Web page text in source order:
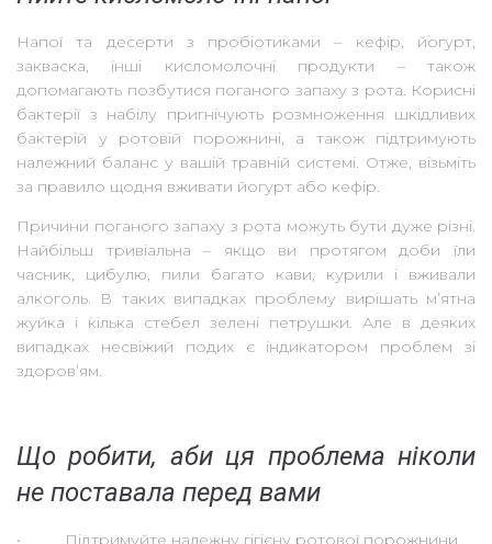
Напої та десерти з пробіотиками – кефір, йогурт,
закваска, інші кисломолочні продукти – також
допомагають позбутися поганого запаху з рота. Корисні
бактерії з набілу пригнічують розмноження шкідливих
бактерій у ротовій порожнині, а також підтримують
належний баланс у вашій травній системі. Отже, візьміть
за правило щодня вживати йогурт або кефір.
Причини поганого запаху з рота можуть бути дуже різні.
Найбільш тривіальна – якщо ви протягом доби їли
часник, цибулю, пили багато кави, курили і вживали
алкоголь. В таких випадках проблему вирішать мʼятна
жуйка і кілька стебел зелені петрушки. Але в деяких
випадках несвіжий подих є індикатором проблем зі
здоровʼям.
Що робити, аби ця проблема ніколи
не поставала перед вами
• Підтримуйте належну гігієну ротової порожнини